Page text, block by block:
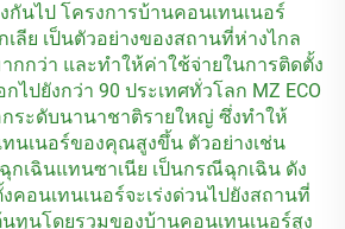
กันไป โครงการบ้านคอนเทนเนอร์
ลีย เป็นตัวอย่างของสถานที่ห่างไกล
กกว่า และทำให้ค่าใช้จ่ายในการติดตั้ง
ไปยังกว่า 90 ประเทศทั่วโลก MZ ECO
กระดับนานาชาติรายใหญ่ ซึ่งทำให้
นเนอร์ของคุณสูงขึ้น ตัวอย่างเช่น
กเฉินแทนซาเนีย เป็นกรณีฉุกเฉิน ดัง
คอนเทนเนอร์จะเร่งด่วนไปยังสถานที่
ทุนโดยรวมของบ้านคอนเทนเนอร์สูง